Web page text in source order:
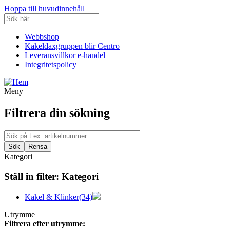
Hoppa till huvudinnehåll
Webbshop
Kakeldaxgruppen blir Centro
Leveransvillkor e-handel
Integritetspolicy
Meny
Filtrera din sökning
Kategori
Ställ in filter: Kategori
Kakel & Klinker(34)
Utrymme
Filtrera efter utrymme: